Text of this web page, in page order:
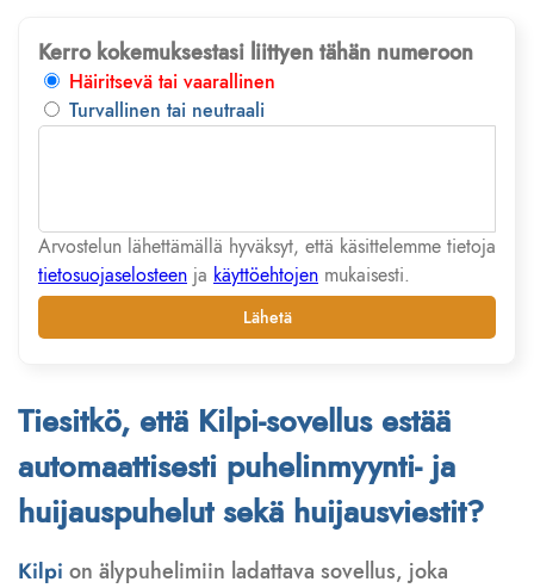
Kerro kokemuksestasi liittyen tähän numeroon
Häiritsevä tai vaarallinen
Turvallinen tai neutraali
Arvostelun lähettämällä hyväksyt, että käsittelemme tietoja
tietosuojaselosteen ja käyttöehtojen mukaisesti.
Lähetä
Tiesitkö, että Kilpi-sovellus estää
automaattisesti puhelinmyynti- ja
huijauspuhelut sekä huijausviestit?
Kilpi on älypuhelimiin ladattava sovellus, joka